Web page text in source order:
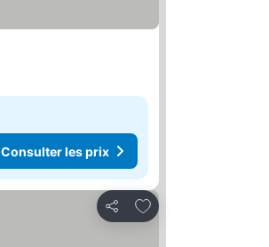
Consulter les prix
Partager
Ajouter à mes favoris